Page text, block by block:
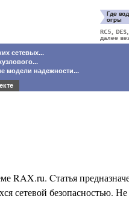
сетевых...
модели надежности...
RAX.ru. Cтатья
сетевой безопасностью.